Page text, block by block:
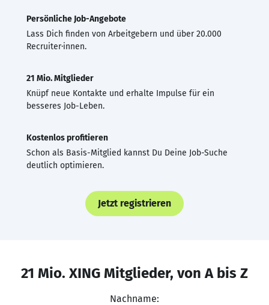
Persönliche Job-Angebote
Lass Dich finden von Arbeitgebern und über 20.000
Recruiter·innen.
21 Mio. Mitglieder
Knüpf neue Kontakte und erhalte Impulse für ein
besseres Job-Leben.
Kostenlos profitieren
Schon als Basis-Mitglied kannst Du Deine Job-Suche
deutlich optimieren.
Jetzt registrieren
21 Mio. XING Mitglieder, von A bis Z
Nachname: